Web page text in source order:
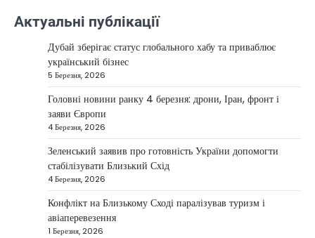
НОВИНИ
США не відкидають можливість
удару по Ірану у разі провалу
переговорів
Kolomysheva Anastasiya
17 Червня,
2025
У США не виключають застосування сили проти
Ірану, якщо дипломатичні переговори не
принесуть бажаних результатів.…
Дубай зберігає статус глобального
хабу та приваблює український
бізнес
Актуальні публікації
Дубай зберігає статус глобального хабу та приваблює
український бізнес
5 Березня, 2026
Головні новини ранку 4 березня: дрони, Іран, фронт і
заяви Європи
4 Березня, 2026
Зеленський заявив про готовність України допомогти
стабілізувати Близький Схід
4 Березня, 2026
Конфлікт на Близькому Сході паралізував туризм і
авіаперевезення
1 Березня, 2026